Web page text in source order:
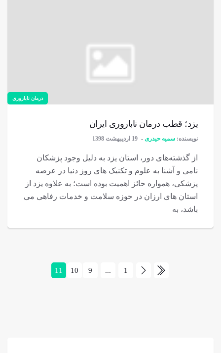
درمان ناباروری
یزد؛ قطب درمان ناباروری ایران
نویسنده: سمیه حیدری 19 اردیبهشت 1398
از گذشته‌های دور، استان یزد به دلیل وجود پزشکان
نامی و آشنا به علوم و تکنیک های روز دنیا در عرصه
پزشکی، همواره حائز اهمیت بوده است؛ به علاوه یزد از
استان های ارزان در حوزه سلامت و خدمات رفاهی می
باشد، به
1
...
9
10
11